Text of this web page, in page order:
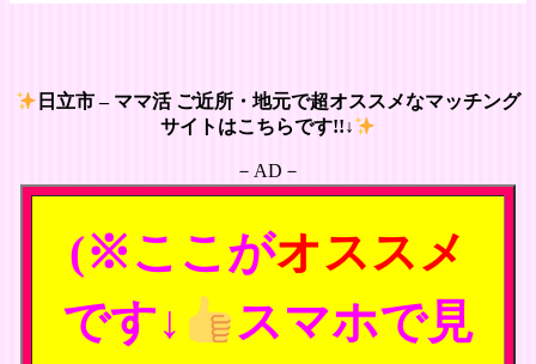
日立市 – ママ活 ご近所・地元で超オススメなマッチング
サイトはこちらです!!↓
－AD－
(※ここがオススメ
です↓
スマホで見